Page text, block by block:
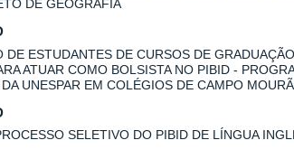
DE GEOGRAFIA
DE ESTUDANTES DE CURSOS DE
ATUAR COMO BOLSISTA NO PIBID -
UNESPAR EM COLÉGIOS DE CAMPO
SELETIVO DO PIBID DE LÍNGUA